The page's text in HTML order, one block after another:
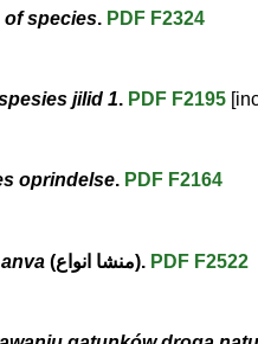
of species. PDF F2324
jilid 1. PDF F2195
oprindelse. PDF F2164
(منشا انواع). PDF F2522